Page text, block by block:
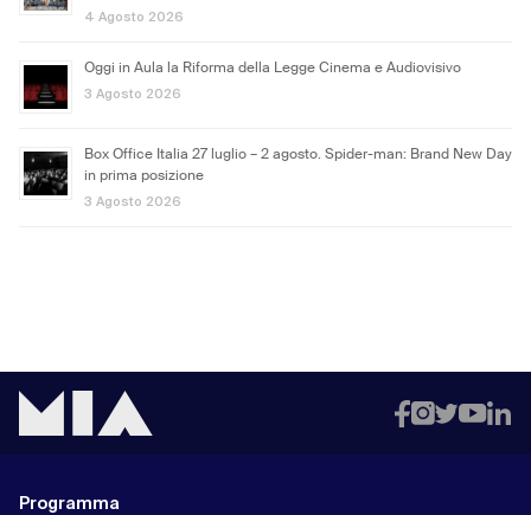
4 Agosto 2026
Oggi in Aula la Riforma della Legge Cinema e Audiovisivo
3 Agosto 2026
Box Office Italia 27 luglio – 2 agosto. Spider-man: Brand New Day
in prima posizione
3 Agosto 2026
Programma